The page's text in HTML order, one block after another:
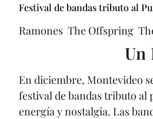
Festival de bandas tributo al
Ramones The Offspring
Un
En diciembre, Montevideo
festival de bandas tributo al
energía y nostalgia. Las